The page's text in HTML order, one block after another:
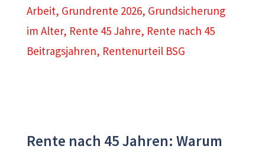
Arbeit, Grundrente 2026, Grundsicherung
im Alter, Rente 45 Jahre, Rente nach 45
Beitragsjahren, Rentenurteil BSG
Rente nach 45 Jahren: Warum